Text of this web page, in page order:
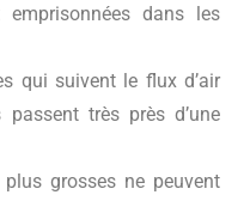
dans les
qui suivent le flux d’air
passent très près d’une
grosses ne peuvent